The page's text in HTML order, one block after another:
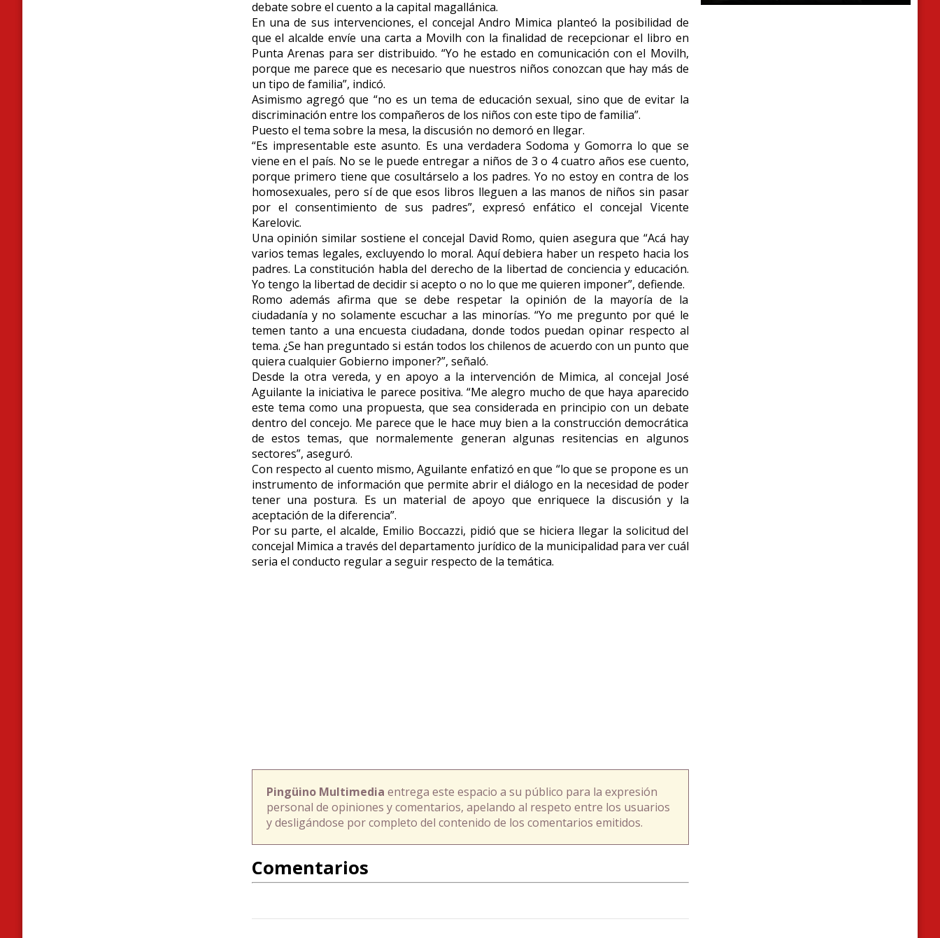
debate sobre el cuento a la capital magallánica.
En una de sus intervenciones, el concejal Andro Mimica planteó la posibilidad de
que el alcalde envíe una carta a Movilh con la finalidad de recepcionar el libro en
Punta Arenas para ser distribuido. “Yo he estado en comunicación con el Movilh,
porque me parece que es necesario que nuestros niños conozcan que hay más de
un tipo de familia”, indicó.
Asimismo agregó que “no es un tema de educación sexual, sino que de evitar la
discriminación entre los compañeros de los niños con este tipo de familia”.
Puesto el tema sobre la mesa, la discusión no demoró en llegar.
“Es impresentable este asunto. Es una verdadera Sodoma y Gomorra lo que se
viene en el país. No se le puede entregar a niños de 3 o 4 cuatro años ese cuento,
porque primero tiene que cosultárselo a los padres. Yo no estoy en contra de los
homosexuales, pero sí de que esos libros lleguen a las manos de niños sin pasar
por el consentimiento de sus padres”, expresó enfático el concejal Vicente
Karelovic.
Una opinión similar sostiene el concejal David Romo, quien asegura que “Acá hay
varios temas legales, excluyendo lo moral. Aquí debiera haber un respeto hacia los
padres. La constitución habla del derecho de la libertad de conciencia y educación.
Yo tengo la libertad de decidir si acepto o no lo que me quieren imponer”, defiende.
Romo además afirma que se debe respetar la opinión de la mayoría de la
ciudadanía y no solamente escuchar a las minorías. “Yo me pregunto por qué le
temen tanto a una encuesta ciudadana, donde todos puedan opinar respecto al
tema. ¿Se han preguntado si están todos los chilenos de acuerdo con un punto que
quiera cualquier Gobierno imponer?”, señaló.
Desde la otra vereda, y en apoyo a la intervención de Mimica, al concejal José
Aguilante la iniciativa le parece positiva. “Me alegro mucho de que haya aparecido
este tema como una propuesta, que sea considerada en principio con un debate
dentro del concejo. Me parece que le hace muy bien a la construcción democrática
de estos temas, que normalemente generan algunas resitencias en algunos
sectores”, aseguró.
Con respecto al cuento mismo, Aguilante enfatizó en que “lo que se propone es un
instrumento de información que permite abrir el diálogo en la necesidad de poder
tener una postura. Es un material de apoyo que enriquece la discusión y la
aceptación de la diferencia”.
Por su parte, el alcalde, Emilio Boccazzi, pidió que se hiciera llegar la solicitud del
concejal Mimica a través del departamento jurídico de la municipalidad para ver cuál
seria el conducto regular a seguir respecto de la temática.
Pingüino Multimedia entrega este espacio a su público para la expresión
personal de opiniones y comentarios, apelando al respeto entre los usuarios
y desligándose por completo del contenido de los comentarios emitidos.
Comentarios